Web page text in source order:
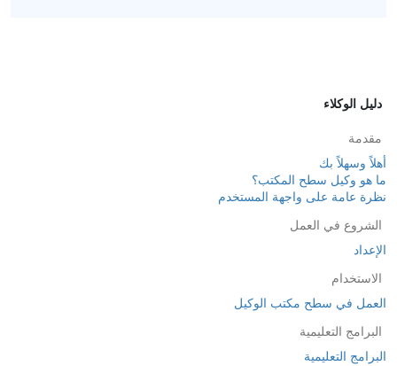
دليل الوكلاء
مقدمة
أهلاً وسهلاً بك
ما هو وكيل سطح المكتب؟
نظرة عامة على واجهة المستخدم
الشروع في العمل
الإعداد
الاستخدام
العمل في سطح مكتب الوكيل
البرامج التعليمية
البرامج التعليمية